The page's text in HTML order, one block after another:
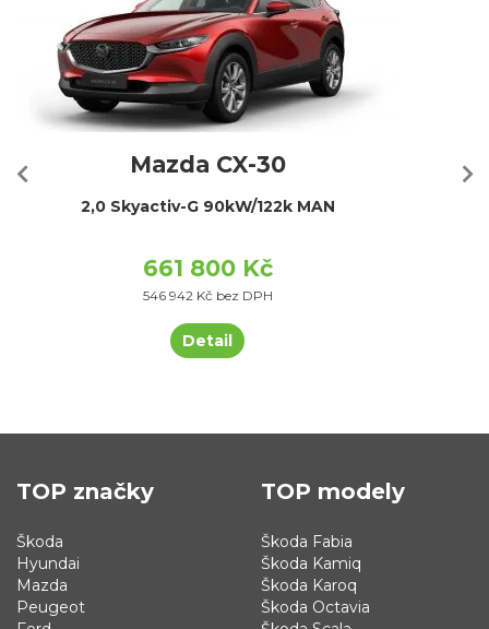
Mazda CX-30
2,0 Skyactiv-G 90kW/122k MAN
661 800 Kč
546 942 Kč bez DPH
Detail
TOP značky
Škoda
Hyundai
Mazda
Peugeot
TOP modely
Škoda Fabia
Škoda Kamiq
Škoda Karoq
Škoda Octavia